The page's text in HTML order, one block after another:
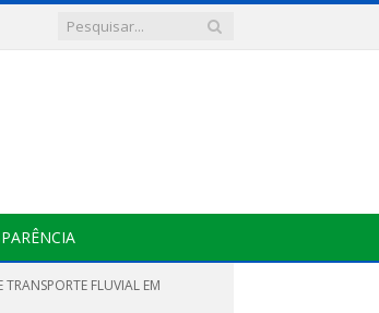
FLUVIAL EM